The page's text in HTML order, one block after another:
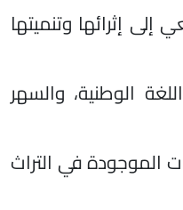
إلى إثرائها وتنميتها
الوطنية، والسهر
الموجودة في التراث